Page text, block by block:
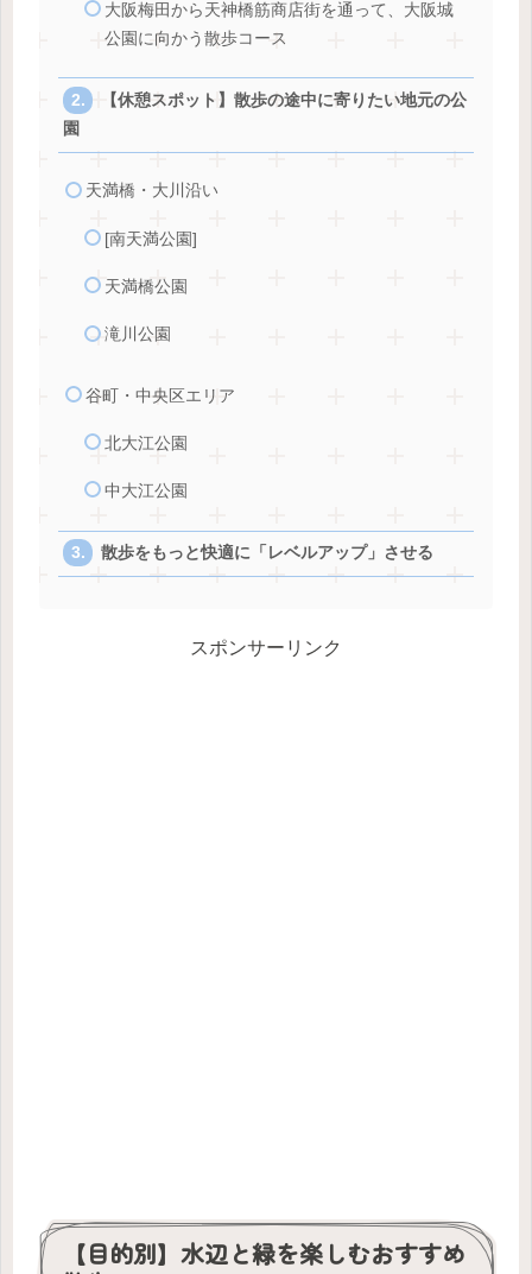
大阪梅田から天神橋筋商店街を通って、大阪城
公園に向かう散歩コース
【休憩スポット】散歩の途中に寄りたい地元の公
園
天満橋・大川沿い
[南天満公園]
天満橋公園
滝川公園
谷町・中央区エリア
北大江公園
中大江公園
散歩をもっと快適に「レベルアップ」させる
スポンサーリンク
【目的別】水辺と緑を楽しむおすすめ